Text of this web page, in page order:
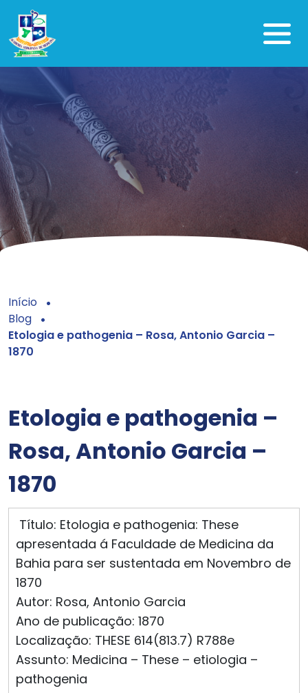
Início
Blog
Etologia e pathogenia – Rosa, Antonio Garcia –
1870
Etologia e pathogenia –
Rosa, Antonio Garcia –
1870
Título: Etologia e pathogenia: These
apresentada á Faculdade de Medicina da
Bahia para ser sustentada em Novembro de
1870
Autor: Rosa, Antonio Garcia
Ano de publicação: 1870
Localização: THESE 614(813.7) R788e
Assunto: Medicina – These – etiologia –
pathogenia